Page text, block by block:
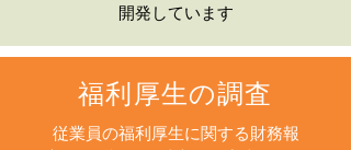
開発しています
福利厚生の調査
従業員の福利厚生に関する財務報